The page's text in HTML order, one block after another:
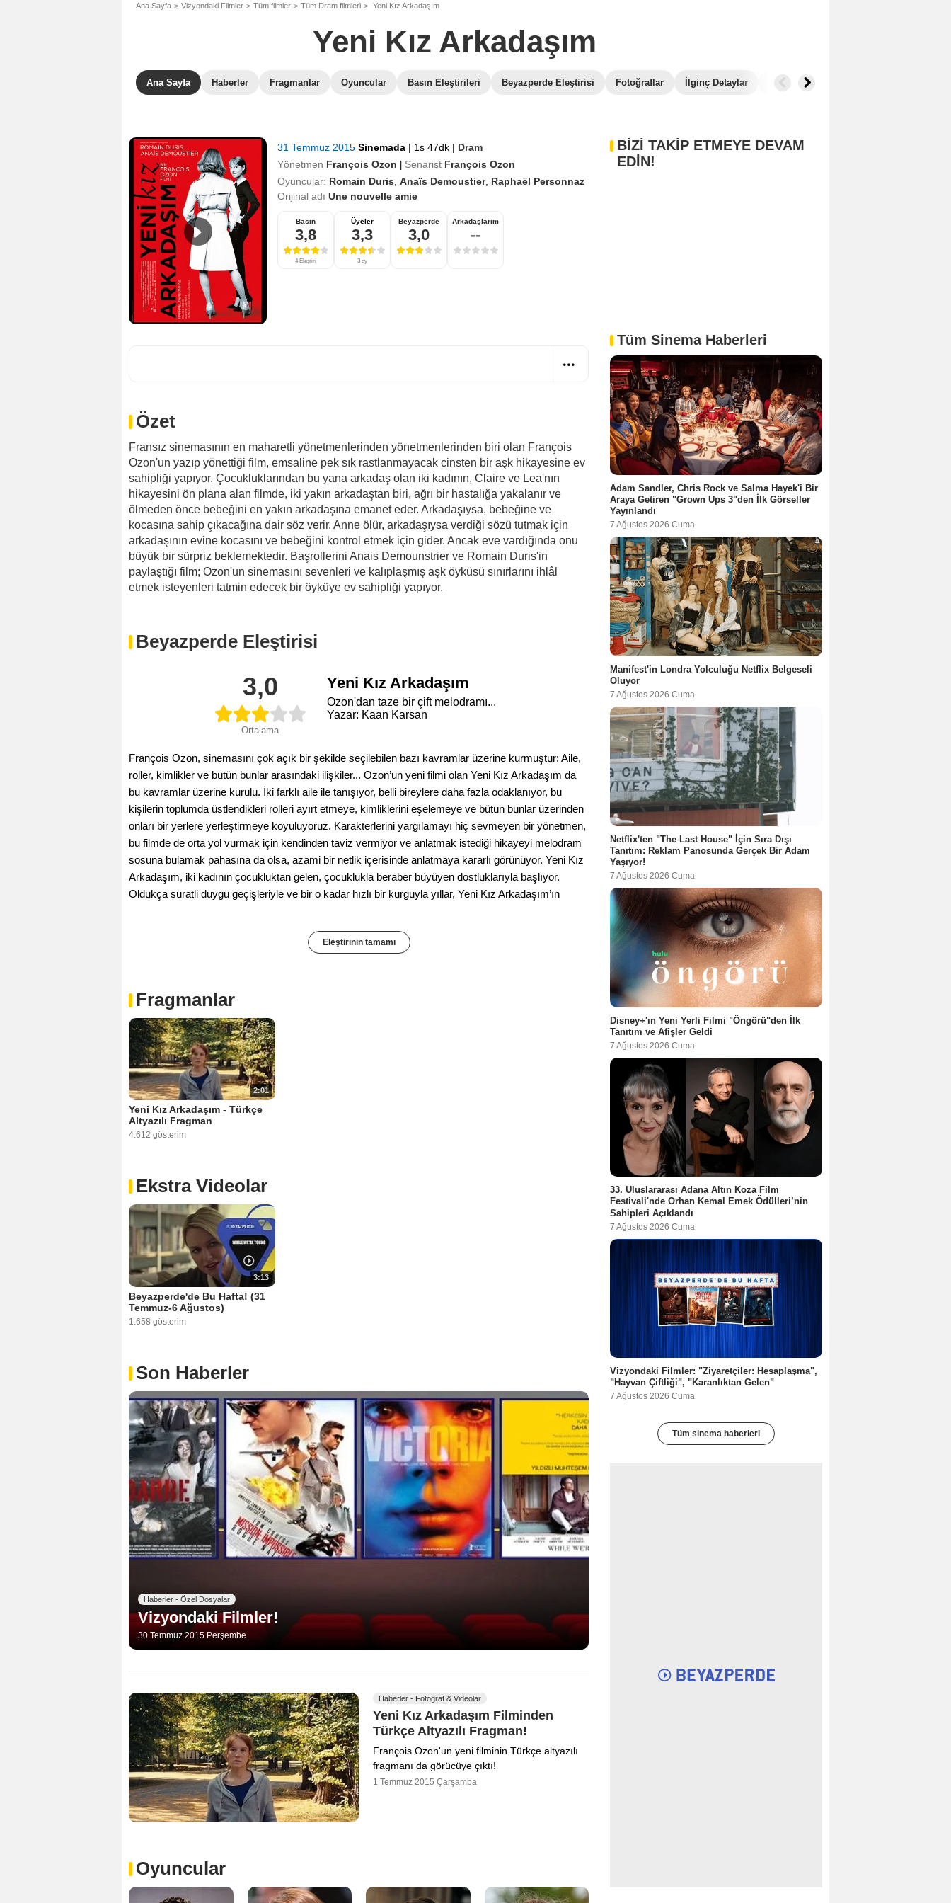
Ana Sayfa Vizyondaki Filmler Tüm filmler Tüm Dram filmleri Yeni Kız Arkadaşım
Yeni Kız Arkadaşım
Ana Sayfa Haberler Fragmanlar Oyuncular Basın Eleştirileri Beyazperde Eleştirisi Fotoğraflar İlginç Detaylar Benzer Filmler
31 Temmuz 2015 Sinemada | 1s 47dk | Dram
Yönetmen François Ozon Senarist François Ozon
Oyuncular: Romain Duris Anaïs Demoustier, Raphaël Personnaz
Orijinal adı Une nouvelle amie
Basın
3,8
4 Eleştiri
Üyeler
3,3
3 oy
Beyazperde
3,0
Arkadaşlarım
--
Özet
Fransız sinemasının en maharetli yönetmenlerinden yönetmenlerinden biri olan François
Ozon'un yazıp yönettiği film, emsaline pek sık rastlanmayacak cinsten bir aşk hikayesine ev
sahipliği yapıyor. Çocukluklarından bu yana arkadaş olan iki kadının, Claire ve Lea'nın
hikayesini ön plana alan filmde, iki yakın arkadaştan biri, ağrı bir hastalığa yakalanır ve
ölmeden önce bebeğini en yakın arkadaşına emanet eder. Arkadaşıysa, bebeğine ve
kocasına sahip çıkacağına dair söz verir. Anne ölür, arkadaşıysa verdiği sözü tutmak için
arkadaşının evine kocasını ve bebeğini kontrol etmek için gider. Ancak eve vardığında onu
büyük bir sürpriz beklemektedir. Başrollerini Anais Demounstrier ve Romain Duris'in
paylaştığı film; Ozon'un sinemasını sevenleri ve kalıplaşmış aşk öyküsü sınırlarını ihlâl
etmek isteyenleri tatmin edecek bir öyküye ev sahipliği yapıyor.
Beyazperde Eleştirisi
3,0
Ortalama
Yeni Kız Arkadaşım
Ozon'dan taze bir çift melodramı...
Yazar: Kaan Karsan
François Ozon, sinemasını çok açık bir şekilde seçilebilen bazı kavramlar üzerine kurmuştur: Aile,
roller, kimlikler ve bütün bunlar arasındaki ilişkiler... Ozon’un yeni filmi olan Yeni Kız Arkadaşım da
bu kavramlar üzerine kurulu. İki farklı aile ile tanışıyor, belli bireylere daha fazla odaklanıyor, bu
kişilerin toplumda üstlendikleri rolleri ayırt etmeye, kimliklerini eşelemeye ve bütün bunlar üzerinden
onları bir yerlere yerleştirmeye koyuluyoruz. Karakterlerini yargılamayı hiç sevmeyen bir yönetmen,
bu filmde de orta yol vurmak için kendinden taviz vermiyor ve anlatmak istediği hikayeyi melodram
sosuna bulamak pahasına da olsa, azami bir netlik içerisinde anlatmaya kararlı görünüyor. Yeni Kız
Arkadaşım, iki kadının çocukluktan gelen, çocuklukla beraber büyüyen dostluklarıyla başlıyor.
Oldukça süratli duygu geçişleriyle ve bir o kadar hızlı bir kurguyla yıllar, Yeni Kız Arkadaşım’ın
Eleştirinin tamamı
Fragmanlar
2:01
Yeni Kız Arkadaşım - Türkçe
Altyazılı Fragman
4.612 gösterim
Ekstra Videolar
3:13
Beyazperde'de Bu Hafta! (31
Temmuz-6 Ağustos)
1.658 gösterim
Son Haberler
Haberler - Özel Dosyalar
Vizyondaki Filmler!
30 Temmuz 2015 Perşembe
Haberler - Fotoğraf & Videolar
Yeni Kız Arkadaşım Filminden
Türkçe Altyazılı Fragman!
François Ozon'un yeni filminin Türkçe altyazılı
fragmanı da görücüye çıktı!
1 Temmuz 2015 Çarşamba
Oyuncular
BİZİ TAKİP ETMEYE DEVAM
EDİN!
Tüm Sinema Haberleri
Adam Sandler, Chris Rock ve Salma Hayek'i Bir
Araya Getiren "Grown Ups 3"den İlk Görseller
Yayınlandı
7 Ağustos 2026 Cuma
Manifest'in Londra Yolculuğu Netflix Belgeseli
Oluyor
7 Ağustos 2026 Cuma
Netflix'ten "The Last House" İçin Sıra Dışı
Tanıtım: Reklam Panosunda Gerçek Bir Adam
Yaşıyor!
7 Ağustos 2026 Cuma
Disney+'ın Yeni Yerli Filmi "Öngörü"den İlk
Tanıtım ve Afişler Geldi
7 Ağustos 2026 Cuma
33. Uluslararası Adana Altın Koza Film
Festivali'nde Orhan Kemal Emek Ödülleri’nin
Sahipleri Açıklandı
7 Ağustos 2026 Cuma
Vizyondaki Filmler: "Ziyaretçiler: Hesaplaşma",
"Hayvan Çiftliği", "Karanlıktan Gelen"
7 Ağustos 2026 Cuma
Tüm sinema haberleri